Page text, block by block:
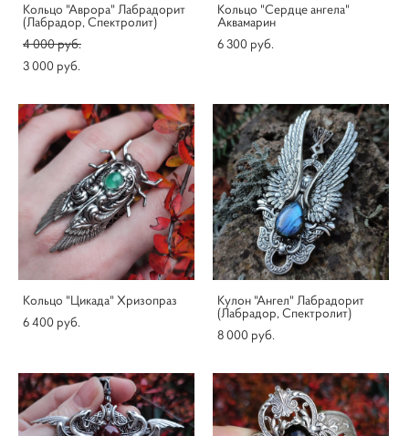
Кольцо "Аврора" Лабрадорит
(Лабрадор, Спектролит)
4 000 pуб.
3 000 pуб.
Кольцо "Сердце ангела"
Аквамарин
6 300 pуб.
Кольцо "Цикада" Хризопраз
6 400 pуб.
Кулон "Ангел" Лабрадорит
(Лабрадор, Спектролит)
8 000 pуб.